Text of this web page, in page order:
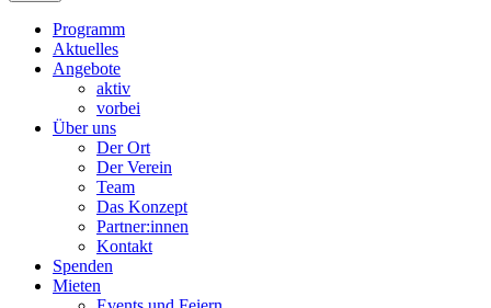
Programm
Aktuelles
Angebote
aktiv
vorbei
Über uns
Der Ort
Der Verein
Team
Das Konzept
Partner:innen
Kontakt
Spenden
Mieten